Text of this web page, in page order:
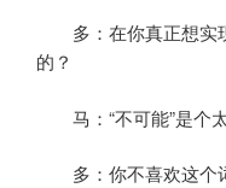
多：在你真正想实
的？
马：“不可能”是个
多：你不喜欢这个